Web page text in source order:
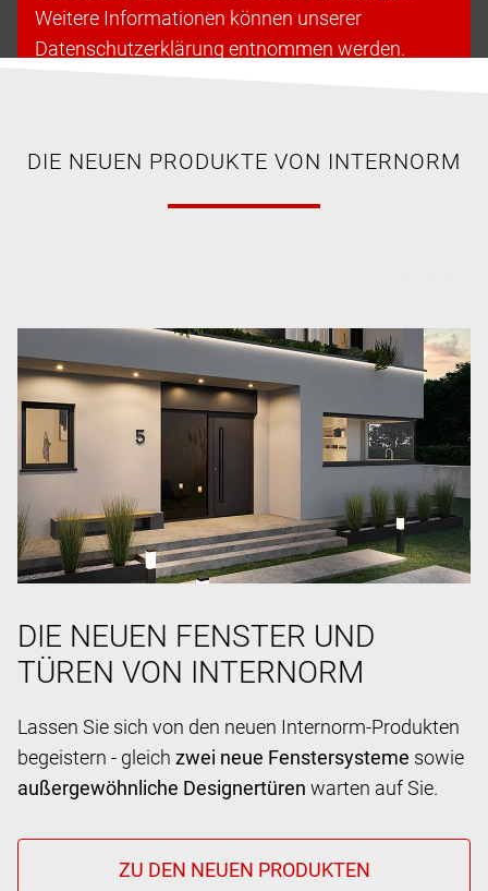
Weitere Informationen können unserer
Datenschutzerklärung entnommen werden.
DIE NEUEN PRODUKTE VON INTERNORM
DIE NEUEN FENSTER UND
TÜREN VON INTERNORM
Lassen Sie sich von den neuen Internorm-Produkten
begeistern - gleich zwei neue Fenstersysteme sowie
außergewöhnliche Designertüren warten auf Sie.